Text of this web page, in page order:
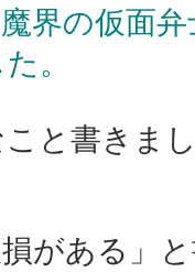
界の仮面
。
と書きま
損がある」